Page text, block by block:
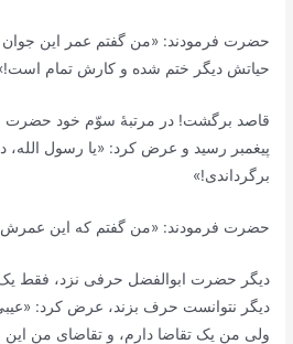
حضرت فرمودند: «من گفتم عمر این جوان
حیاتش دیگر ختم شده و کارش تمام
قاصد برگشت! در مرتبۀ سوّم خود حضرت
پیغمبر رسید و عرض کرد: «یا رسول الله،
برگرداندی!»
حضرت فرمودند: «من گفتم که این
دیگر حضرت ابوالفضل حرفی نزد، فقط
دیگر نتوانست حرف بزند، عرض کرد: «عیبی
ولی من یک تقاضا دارم، و تقاضای من این